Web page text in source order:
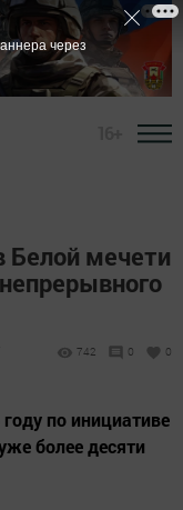
Белой мечети
742 0 0
по инициативе
более десяти
через